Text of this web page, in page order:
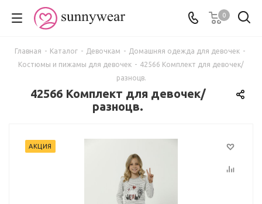
0
Главная - Каталог - Девочкам - Домашняя одежда для девочек -
Костюмы и пижамы для девочек - 42566 Комплект для девочек/
разноцв.
42566 Комплект для девочек/
разноцв.
АКЦИЯ